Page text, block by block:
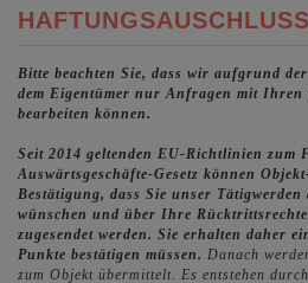
HAFTUNGSAUSCHLUSS
Bitte beachten Sie, dass wir aufgrund
dem Eigentümer nur Anfragen mit Ihren
bearbeiten können.
Seit 2014 geltenden EU-Richtlinien zum
Auswärtsgeschäfte-Gesetz können
Bestätigung, dass Sie unser
wünschen und über Ihre
zugesendet werden. Sie erhalten daher
Punkte bestätigen müssen. Danach
zum Objekt übermittelt. Es entstehen